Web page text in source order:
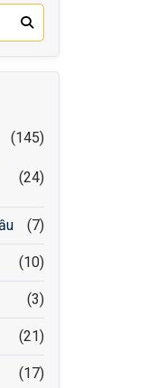
(145)
(24)
(7)
(10)
(3)
(21)
(17)